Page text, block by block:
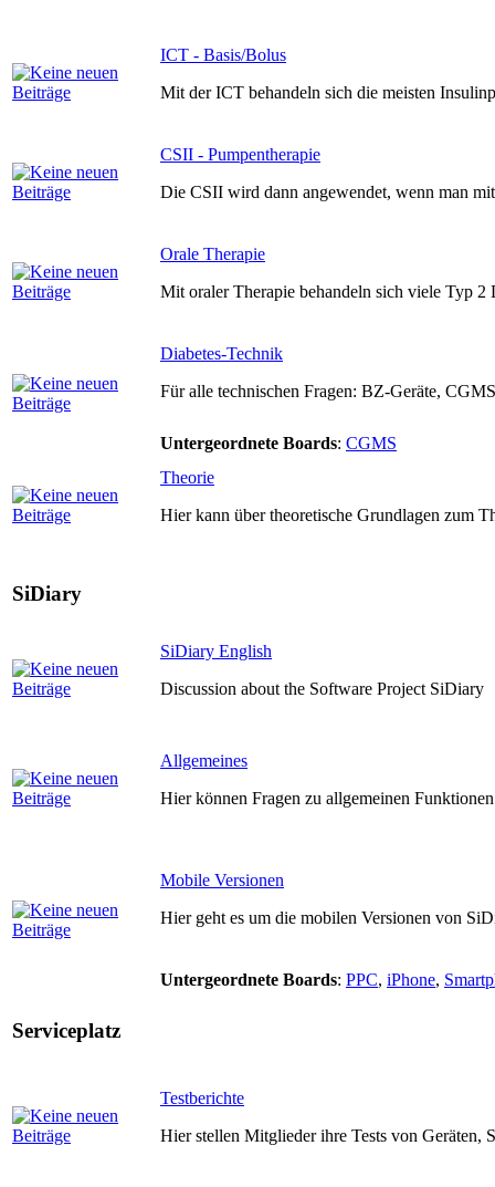
ICT - Basis/Bolus
Mit der ICT behandeln sich die meisten
CSII - Pumpentherapie
Die CSII wird dann angewendet, wenn man
Orale Therapie
Mit oraler Therapie behandeln sich viele Typ
Diabetes-Technik
Für alle technischen Fragen: BZ-Geräte,
Untergeordnete Boards: CGMS
Theorie
Hier kann über theoretische Grundlagen zum
SiDiary
SiDiary English
Discussion about the Software Project SiDiary
Allgemeines
Hier können Fragen zu allgemeinen
Mobile Versionen
Hier geht es um die mobilen Versionen von
Untergeordnete Boards: PPC, iPhone,
Serviceplatz
Testberichte
Hier stellen Mitglieder ihre Tests von Geräten,